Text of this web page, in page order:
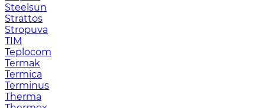
Steelsun
Strattos
Stropuva
TIM
Teplocom
Termak
Termica
Terminus
Therma